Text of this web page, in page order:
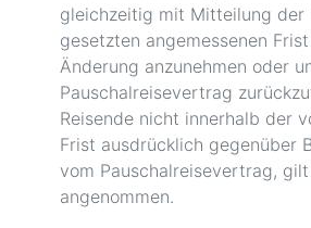
gleichzeitig mit Mitteilung der
gesetzten angemessenen
Änderung anzunehmen oder
Pauschalreisevertrag
Reisende nicht innerhalb der
Frist ausdrücklich gegenüber
vom Pauschalreisevertrag,
angenommen.